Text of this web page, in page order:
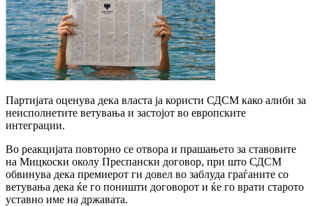
Партијата оценува дека власта ја користи СДСМ како алиби за
неисполнетите ветувања и застојот во европските
интеграции.
Во реакцијата повторно се отвора и прашањето за ставовите
на Мицкоски околу Преспански договор, при што СДСМ
обвинува дека премиерот ги довел во заблуда граѓаните со
ветувања дека ќе го поништи договорот и ќе го врати старото
уставно име на државата.